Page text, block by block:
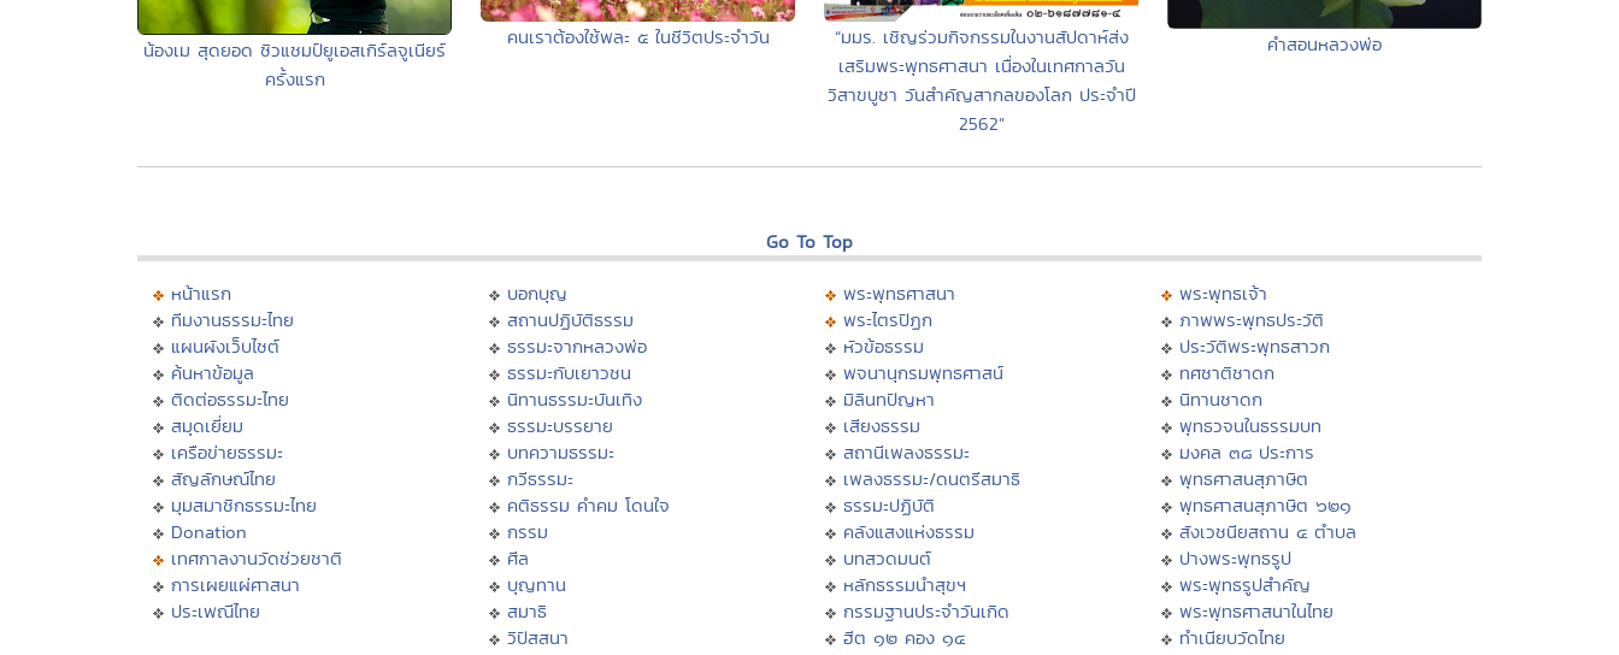
น้องเม สุดยอด ซิวแชมป์ยูเอสเกิร์ลจูเนียร์
ครั้งแรก
คนเราต้องใช้พละ ๕ ในชีวิตประจำวัน
“มมร. เชิญร่วมกิจกรรมในงานสัปดาห์ส่ง
เสริมพระพุทธศาสนา เนื่องในเทศกาลวัน
วิสาขบูชา วันสำคัญสากลของโลก ประจำปี
2562”
คำสอนหลวงพ่อ
Go To Top
หน้าแรก
ทีมงานธรรมะไทย
แผนผังเว็บไซต์
ค้นหาข้อมูล
ติดต่อธรรมะไทย
สมุดเยี่ยม
เครือข่ายธรรมะ
สัญลักษณ์ไทย
มุมสมาชิกธรรมะไทย
Donation
เทศกาลงานวัดช่วยชาติ
การเผยแผ่ศาสนา
ประเพณีไทย
บอกบุญ
สถานปฏิบัติธรรม
ธรรมะจากหลวงพ่อ
ธรรมะกับเยาวชน
นิทานธรรมะบันเทิง
ธรรมะบรรยาย
บทความธรรมะ
กวีธรรมะ
คติธรรม คำคม โดนใจ
กรรม
ศีล
บุญทาน
สมาธิ
วิปัสสนา
พระพุทธศาสนา
พระไตรปิฏก
หัวข้อธรรม
พจนานุกรมพุทธศาสน์
มิลินทปัญหา
เสียงธรรม
สถานีเพลงธรรมะ
เพลงธรรมะ/ดนตรีสมาธิ
ธรรมะปฏิบัติ
คลังแสงแห่งธรรม
บทสวดมนต์
หลักธรรมนำสุขฯ
กรรมฐานประจำวันเกิด
ฮีต ๑๒ คอง ๑๔
พระพุทธเจ้า
ภาพพระพุทธประวัติ
ประวัติพระพุทธสาวก
ทศชาติชาดก
นิทานชาดก
พุทธวจนในธรรมบท
มงคล ๓๘ ประการ
พุทธศาสนสุภาษิต
พุทธศาสนสุภาษิต ๖๒๑
สังเวชนียสถาน ๔ ตำบล
ปางพระพุทธรูป
พระพุทธรูปสำคัญ
พระพุทธศาสนาในไทย
ทำเนียบวัดไทย